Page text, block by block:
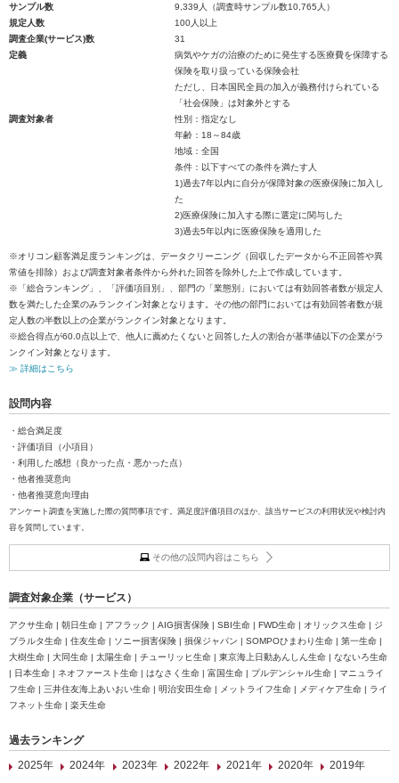
サンプル数
9,339人（調査時サンプル数10,765人）
規定人数
100人以上
調査企業(サービス)数
31
定義
病気やケガの治療のために発生する医療費を保障する
保険を取り扱っている保険会社
ただし、日本国民全員の加入が義務付けられている
「社会保険」は対象外とする
調査対象者
性別：指定なし
年齢：18～84歳
地域：全国
条件：以下すべての条件を満たす人
1)過去7年以内に自分が保障対象の医療保険に加入し
た
2)医療保険に加入する際に選定に関与した
3)過去5年以内に医療保険を適用した
※オリコン顧客満足度ランキングは、データクリーニング（回収したデータから不正回答や異
常値を排除）および調査対象者条件から外れた回答を除外した上で作成しています。
※「総合ランキング」、「評価項目別」、部門の「業態別」においては有効回答者数が規定人
数を満たした企業のみランクイン対象となります。その他の部門においては有効回答者数が規
定人数の半数以上の企業がランクイン対象となります。
※総合得点が60.0点以上で、他人に薦めたくないと回答した人の割合が基準値以下の企業がラ
ンクイン対象となります。
≫ 詳細はこちら
設問内容
・総合満足度
・評価項目（小項目）
・利用した感想（良かった点・悪かった点）
・他者推奨意向
・他者推奨意向理由
アンケート調査を実施した際の質問事項です。満足度評価項目のほか、該当サービスの利用状況や検討内
容を質問しています。
その他の設問内容はこちら
調査対象企業（サービス）
アクサ生命 | 朝日生命 | アフラック | AIG損害保険 | SBI生命 | FWD生命 | オリックス生命 | ジ
ブラルタ生命 | 住友生命 | ソニー損害保険 | 損保ジャパン | SOMPOひまわり生命 | 第一生命 |
大樹生命 | 大同生命 | 太陽生命 | チューリッヒ生命 | 東京海上日動あんしん生命 | なないろ生命
| 日本生命 | ネオファースト生命 | はなさく生命 | 富国生命 | プルデンシャル生命 | マニュライ
フ生命 | 三井住友海上あいおい生命 | 明治安田生命 | メットライフ生命 | メディケア生命 | ライ
フネット生命 | 楽天生命
過去ランキング
2025年
2024年 2023年 2022年 2021年 2020年
2019年